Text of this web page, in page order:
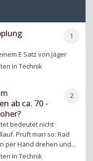
1
E Satz von Jäger
inTechnik
2
ab ca. 70 -
bedeutet nicht
Prüft man so: Rad
per Hand drehen und...
inTechnik